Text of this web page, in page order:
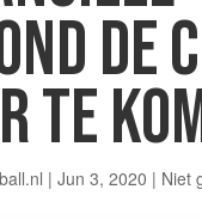
DE
TE
| Jun 3, 2020 | Niet